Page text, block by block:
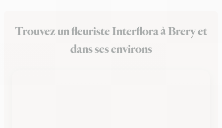
Trouvez un fleuriste Interflora à Brery et
dans ses environs